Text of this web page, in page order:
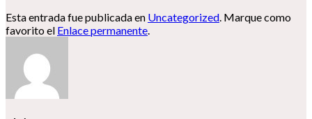
Esta entrada fue publicada en Uncategorized. Marque como
favorito el Enlace permanente.